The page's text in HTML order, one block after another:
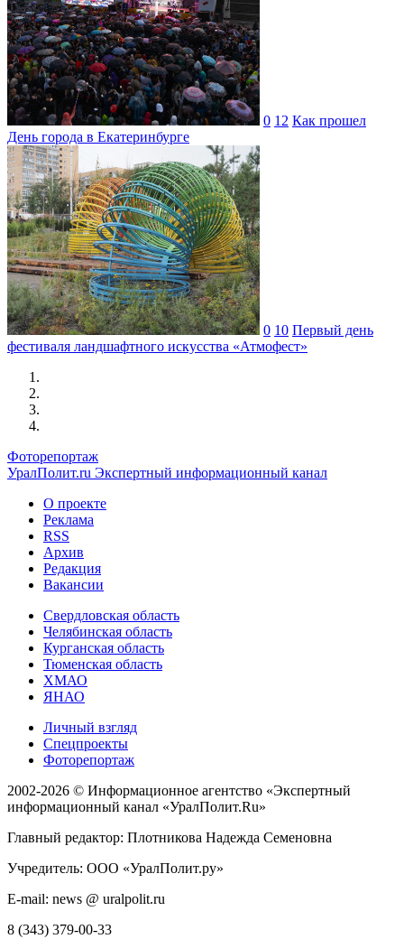
0 12 Как прошел
День города в Екатеринбурге
0 10 Первый день
фестиваля ландшафтного искусства «Атмофест»
Фоторепортаж
УралПолит.ru Экспертный информационный канал
О проекте
Реклама
RSS
Архив
Редакция
Вакансии
Свердловская область
Челябинская область
Курганская область
Тюменская область
ХМАО
ЯНАО
Личный взгляд
Спецпроекты
Фоторепортаж
2002-2026 © Информационное агентство «Экспертный
информационный канал «УралПолит.Ru»
Главный редактор: Плотникова Надежда Семеновна
Учредитель: ООО «УралПолит.ру»
E-mail: news @ uralpolit.ru
8 (343) 379-00-33